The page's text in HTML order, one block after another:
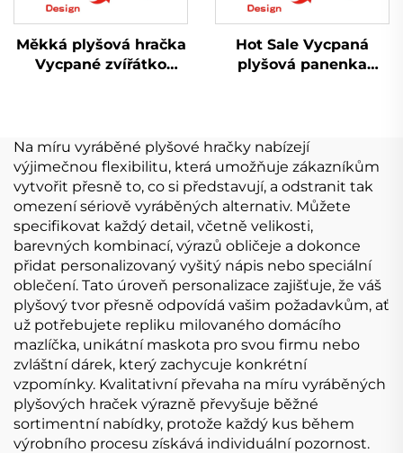
Měkká plyšová hračka
Vycpané zvířátko
Hot Sale Vycpaná
plyšová panenka
Přizpůsobit
Na míru vyráběné plyšové hračky nabízejí
výjimečnou flexibilitu, která umožňuje zákazníkům
vytvořit přesně to, co si představují, a odstranit tak
omezení sériově vyráběných alternativ. Můžete
specifikovat každý detail, včetně velikosti,
barevných kombinací, výrazů obličeje a dokonce
přidat personalizovaný vyšitý nápis nebo speciální
oblečení. Tato úroveň personalizace zajišťuje, že váš
plyšový tvor přesně odpovídá vašim požadavkům, ať
už potřebujete repliku milovaného domácího
mazlíčka, unikátní maskota pro svou firmu nebo
zvláštní dárek, který zachycuje konkrétní
vzpomínky. Kvalitativní převaha na míru vyráběných
plyšových hraček výrazně převyšuje běžné
sortimentní nabídky, protože každý kus během
výrobního procesu získává individuální pozornost.